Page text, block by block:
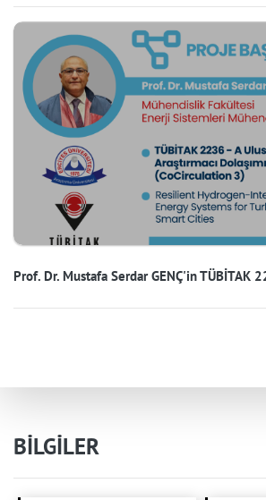
Prof. Dr. Mustafa Serdar GENÇ'in TÜBİTAK
BİLGİLER